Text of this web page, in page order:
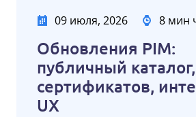
09 июля, 2026 8 мин
Обновления PIM:
публичный
сертификатов,
UX